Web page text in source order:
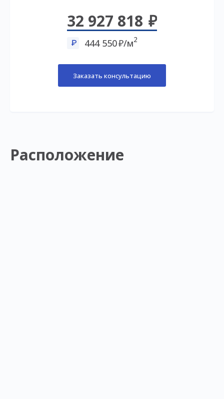
32 927 818
444 550 /м2
Заказать консультацию
Расположение